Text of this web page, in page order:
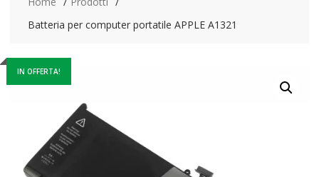
Batteria per computer portatile APPLE A1321
IN OFFERTA!